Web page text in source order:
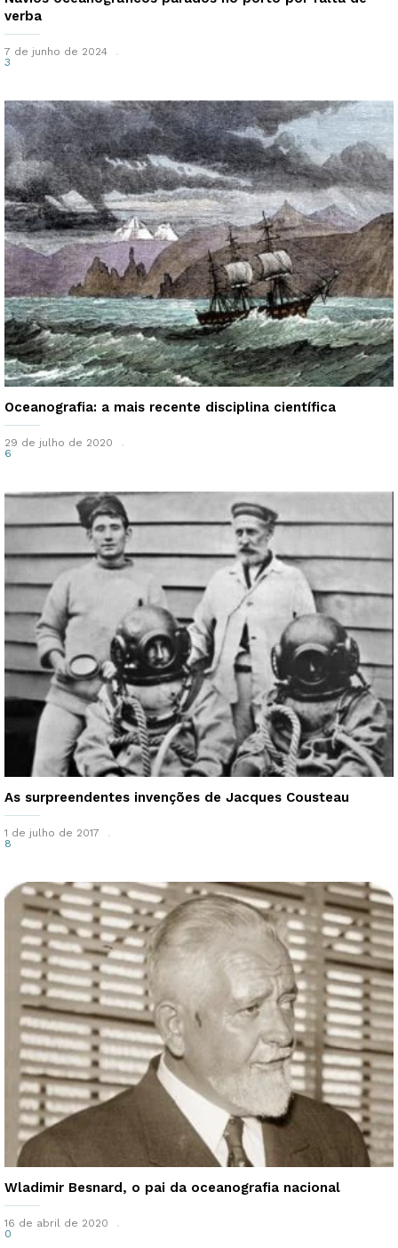
verba
7 de junho de 2024
3
Oceanografia: a mais recente disciplina científica
29 de julho de 2020
6
As surpreendentes invenções de Jacques Cousteau
1 de julho de 2017
8
Wladimir Besnard, o pai da oceanografia nacional
16 de abril de 2020
0